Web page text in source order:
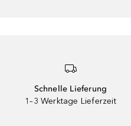
Schnelle Lieferung
1–3 Werktage Lieferzeit